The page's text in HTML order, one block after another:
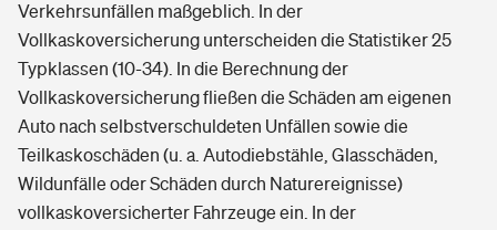
Verkehrsunfällen maßgeblich. In der
Vollkaskoversicherung unterscheiden die Statistiker 25
Typklassen (10-34). In die Berechnung der
Vollkaskoversicherung fließen die Schäden am eigenen
Auto nach selbstverschuldeten Unfällen sowie die
Teilkaskoschäden (u. a. Autodiebstähle, Glasschäden,
Wildunfälle oder Schäden durch Naturereignisse)
vollkaskoversicherter Fahrzeuge ein. In der